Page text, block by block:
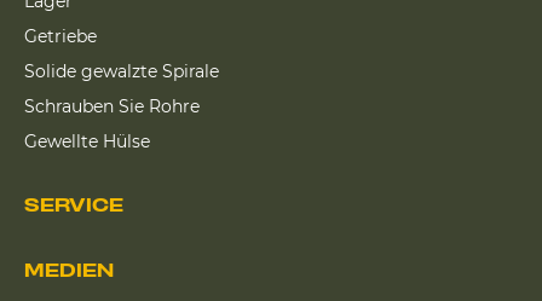
Getriebe
Solide gewalzte Spirale
Schrauben Sie Rohre
Gewellte Hülse
SERVICE
MEDIEN